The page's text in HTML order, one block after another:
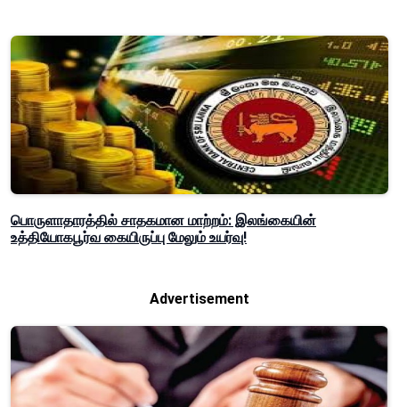
பொருளாதாரத்தில் சாதகமான மாற்றம்: இலங்கையின்
உத்தியோகபூர்வ கையிருப்பு மேலும் உயர்வு!
Advertisement